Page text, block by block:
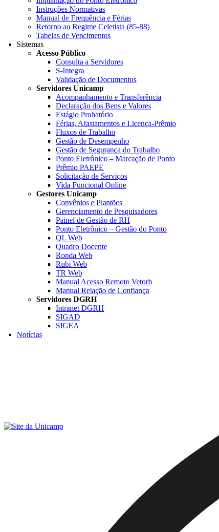
Instruções Normativas
Manual de Frequência e Férias
Retorno ao Regime Celetista (85-88)
Tabelas de Vencimentos
Sistemas
Acesso Público
Consulta a Servidores
S-Integra
Validação de Documentos
Servidores Unicamp
Acompanhamento e Transferência
Declaração dos Bens e Valores
Estágio Probatório
Férias, Afastamentos e Licença-Prêmio
Fluxos de Trabalho
Gestão de Desempenho
Gestão de Segurança do Trabalho
Ponto Eletrônico – Marcação de Ponto
Prêmio PAEPE
Solicitação de Serviços
Vida Funcional Online
Gestores Unicamp
Convênios e Plantões
Gerenciamento de Pesquisadores
Painel de Gestão de RH
Ponto Eletrônico – Gestão do Ponto
QL Web
Quadro Docente
Ronda Web
Rubi Web
TR Web
Manual Acesso Remoto Vetorh
Manual Relação de Confiança
Servidores DGRH
Intranet DGRH
SIGAD
SIGEA
Notícias